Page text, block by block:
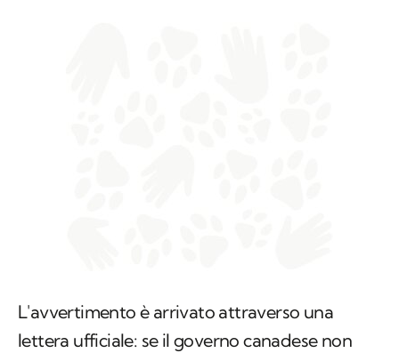
L'avvertimento è arrivato attraverso una
lettera ufficiale: se il governo canadese non